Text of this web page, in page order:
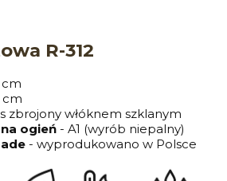
R-312
cm
cm
zbrojony włóknem szklanym
ogień - A1 (wyrób niepalny)
- wyprodukowano w Polsce